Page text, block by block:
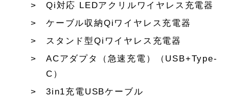
Qi対応 LEDアクリルワイヤレス充電器
ケーブル収納Qiワイヤレス充電器
スタンド型Qiワイヤレス充電器
ACアダプタ（急速充電）（USB+Type-
C）
3in1充電USBケーブル